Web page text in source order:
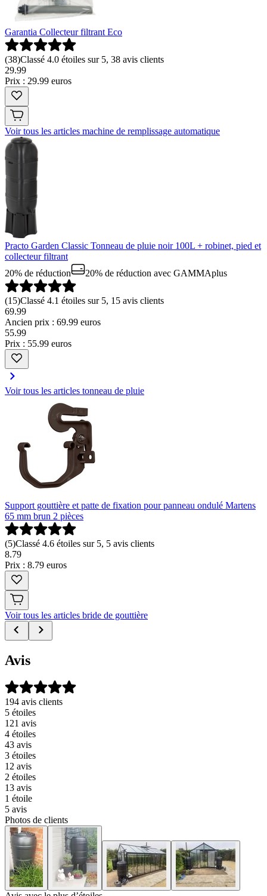
Garantia Collecteur filtrant Eco
(38)Classé 4.0 étoiles sur 5, 38 avis clients
29.99
Prix : 29.99 euros
Voir tous les articles machine de remplissage automatique
Practo Garden Classic Tonneau de pluie noir 100L + robinet, pied et
collecteur filtrant
20% de réduction
20% de réduction avec GAMMAplus
(15)Classé 4.1 étoiles sur 5, 15 avis clients
69.99
Ancien prix : 69.99 euros
55.99
Prix : 55.99 euros
Voir tous les articles tonneau de pluie
Support gouttière et patte de fixation pour panneau ondulé Martens
65 mm brun 2 pièces
(5)Classé 4.6 étoiles sur 5, 5 avis clients
8.79
Prix : 8.79 euros
Voir tous les articles bride de gouttière
Avis
194 avis clients
5 étoiles
121 avis
4 étoiles
43 avis
3 étoiles
12 avis
2 étoiles
13 avis
1 étoile
5 avis
Photos de clients